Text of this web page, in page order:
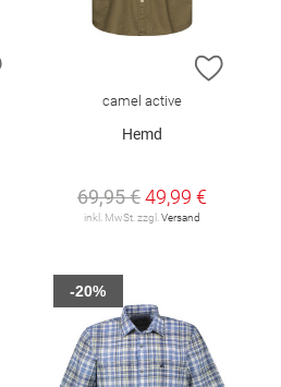
ZUR WUNSCHLISTE HINZUFÜGEN
ZUR
camel active
Hemd
69,95 €49,99 €
inkl. MwSt. zzgl.Versand
-20%